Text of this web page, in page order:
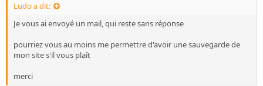
Ludo a dit:
Je vous ai envoyé un mail, qui reste sans réponse
pourriez vous au moins me permettre d'avoir une sauvegarde de
mon site s'il vous plaît
merci